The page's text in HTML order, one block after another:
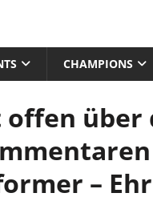
CHAMPIONS
über
–